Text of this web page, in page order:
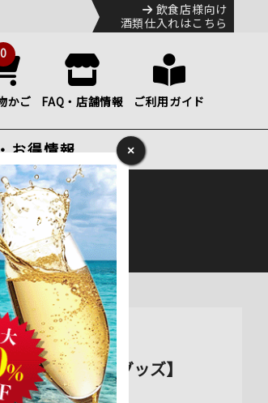
飲食店様向け
酒類仕入れはこちら
0
かご FAQ・店舗情報 ご利用ガイド
お得情報
下さい。
ッグ【ワイングッズ】
×